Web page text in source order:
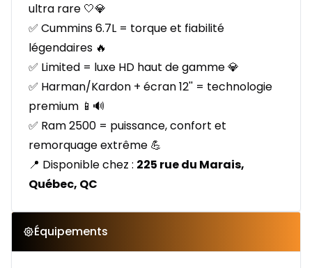
ultra rare 🤍💎
✅ Cummins 6.7L = torque et fiabilité
légendaires 🔥
✅ Limited = luxe HD haut de gamme 💎
✅ Harman/Kardon + écran 12'' = technologie
premium 📱🔊
✅ Ram 2500 = puissance, confort et
remorquage extrême 💪
📍 Disponible chez : 225 rue du Marais,
Québec, QC
Équipements